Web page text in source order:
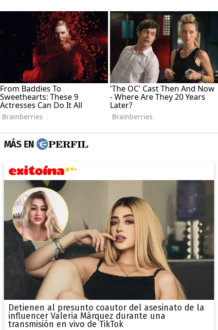
MÁS EN
Detienen al presunto coautor del asesinato de la
influencer Valeria Márquez durante una
transmisión en vivo de TikTok